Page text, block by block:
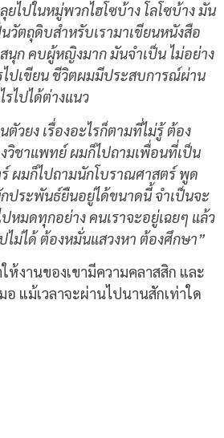
ไปในหมู่พวกไฮโซบ้าง โลโซบ้าง มัน
นวัตถุดิบสำหรับเรามาเขียนหนังสือ
นุก คบผู้หญิงมาก มันจำเป็น ไม่อย่าง
ไปเขียน ชีวิตผมมีประสบการณ์ผ่าน
รไปได้ต่างแนว
วยง เรื่องอะไรก็ตามที่ไม่รู้ ต้อง
วิชาแพทย์ ผมก็ไปถามเพื่อนที่เป็น
ผมก็ไปถามนักโบราณศาสตร์ พูด
ประพันธ์ยืนอยู่ได้ขนาดนี้ จำเป็นจะ
หมดทุกอย่าง คนเราจะอยู่เฉยๆ แล้ว
ไม่ได้ ต้องหมั่นแสวงหา ต้องศึกษา”
งานของเขามีความคลาสสิก และ
อ แม้เวลาจะผ่านไปนานสักเท่าใด